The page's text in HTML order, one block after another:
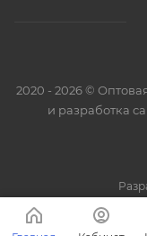
2020 - 2026 ©
и разработка